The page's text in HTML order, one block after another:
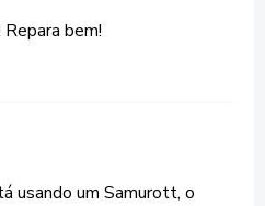
bem!
usando um Samurott, o